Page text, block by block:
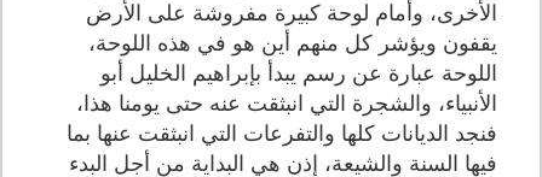
الأخرى، وأمام لوحة كبيرة مفروشة على الأرض
يقفون ويؤشر كل منهم أين هو في هذه اللوحة،
اللوحة عبارة عن رسم يبدأ بإبراهيم الخليل أبو
الأنبياء، والشجرة التي انبثقت عنه حتى يومنا هذا،
فنجد الديانات كلها والتفرعات التي انبثقت عنها بما
فيها السنة والشيعة، إذن هي البداية من أجل البدء